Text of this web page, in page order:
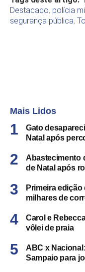
Destacado, polícia
segurança pública,
Mais Lidos
Gato
Natal após
Abastecimento
de Natal após
Primeira
milhares de
Carol e
vôlei de praia
ABC x
Sampaio para